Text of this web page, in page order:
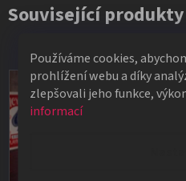
Používáme cookies,
prohlížení webu a díky
zlepšovali jeho funkce,
informací
Související produkty